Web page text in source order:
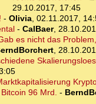
29.10.2017, 17:45
- Olivia, 02.11.2017,
- CalBaer,
es nicht das
,
96 Mrd. -